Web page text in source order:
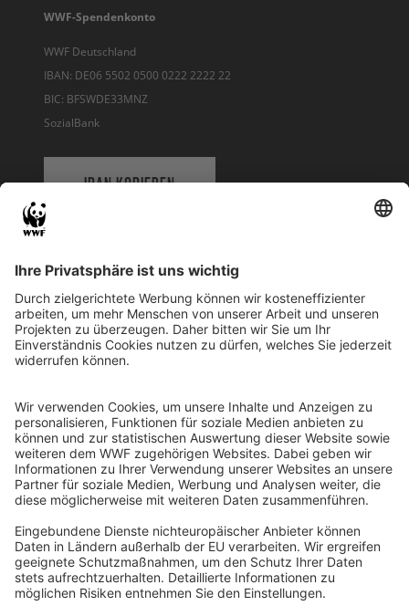
WWF-Spendenkonto
WWF Deutschland
IBAN: DE06 5502 0500 0222 2222 22
BIC: BFSWDE33MNZ
SozialBank
IBAN KOPIEREN
WWF Deutschland
Reinhardtstr. 18
10117 Berlin
Ihre Spende kann steuerlich geltend gemacht werden
Registriert als Stiftung WWF Deutschland, Senatsverwaltung für
Justiz Berlin, Az: 3416/976/2
Umsatzsteuer-Identifikationsnummer: DE 114236103
Freistellungsbescheid: Als gemeinnützige Körperschaft befreit
von der Körperschaftssteuer gem. §5 I 9 KStg. unter der
Steuernummer 27/641/09321